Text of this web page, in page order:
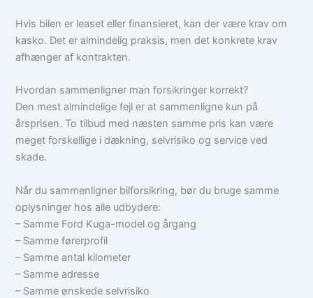
Hvis bilen er leaset eller finansieret, kan der være krav om
kasko. Det er almindelig praksis, men det konkrete krav
afhænger af kontrakten.
Hvordan sammenligner man forsikringer korrekt?
Den mest almindelige fejl er at sammenligne kun på
årsprisen. To tilbud med næsten samme pris kan være
meget forskellige i dækning, selvrisiko og service ved
skade.
Når du sammenligner bilforsikring, bør du bruge samme
oplysninger hos alle udbydere:
– Samme Ford Kuga-model og årgang
– Samme førerprofil
– Samme antal kilometer
– Samme adresse
– Samme ønskede selvrisiko